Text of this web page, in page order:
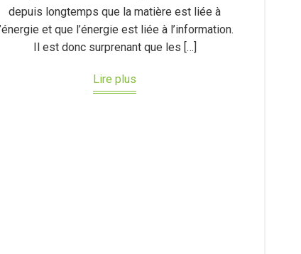
depuis longtemps que la matière est liée à
et que l’énergie est liée à l’information.
Il est donc surprenant que les […]
Lire plus